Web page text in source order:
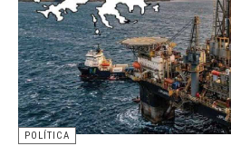
POLÍTICA